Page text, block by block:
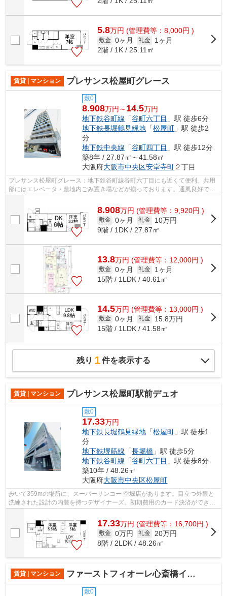
5.8万円 (管理費等：8,000円 )
敷金 0ヶ月 礼金
1ヶ月
2階 / 1K / 25.11㎡
賃貸 | マンション プレサンス松屋町グレース
敷0
8.908万円～ 14.5万円
地下鉄谷町線 「谷町六丁目 」駅 徒歩6分
地下鉄長堀鶴見緑地 「松屋町 」駅 徒歩2
分
地下鉄中央線 「谷町四丁目 」駅 徒歩12分
築8年 / 27.87㎡～41.58㎡
大阪府大阪市中央区安堂寺町２丁目
プレサンス松屋町グレース：地下鉄谷町線谷町六丁目にも近くて便利。共用
部にはエレベータ・敷地内ごみ置き場などが揃っております。通風良好で常
8.908万円 (管理費等：9,920円 )
敷金 0ヶ月 礼金
10万円
9階 / 1DK / 27.87㎡
13.8万円 (管理費等：12,000円 )
敷金 0ヶ月 礼金
1ヶ月
15階 / 1LDK / 40.61㎡
14.5万円 (管理費等：13,000円 )
敷金 0ヶ月 礼金
15.8万円
15階 / 1LDK / 41.58㎡
残り 1件を表示する
賃貸 | マンション プレサンス松屋町駅前デュオ
敷0
17.33万円
地下鉄長堀鶴見緑地 「松屋町 」駅 徒歩1
分
地下鉄堺筋線 「長堀橋 」駅 徒歩5分
地下鉄谷町線 「谷町六丁目 」駅 徒歩8分
築10年 / 48.26㎡
大阪府大阪市中央区松屋町
歩いて359mの場所に、スーパーサンコー 空堀店があります。目立つ外観と
洗練された設計の内装を持つデザイナーズ。初期費用のカード決済ができま
17.33万円 (管理費等：16,700円 )
敷金 0万円 礼金
20万円
8階 / 2LDK / 48.26㎡
賃貸 | マンション ファーストフィオーレ心斎橋イースト
敷0